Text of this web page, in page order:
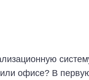
офисе? В